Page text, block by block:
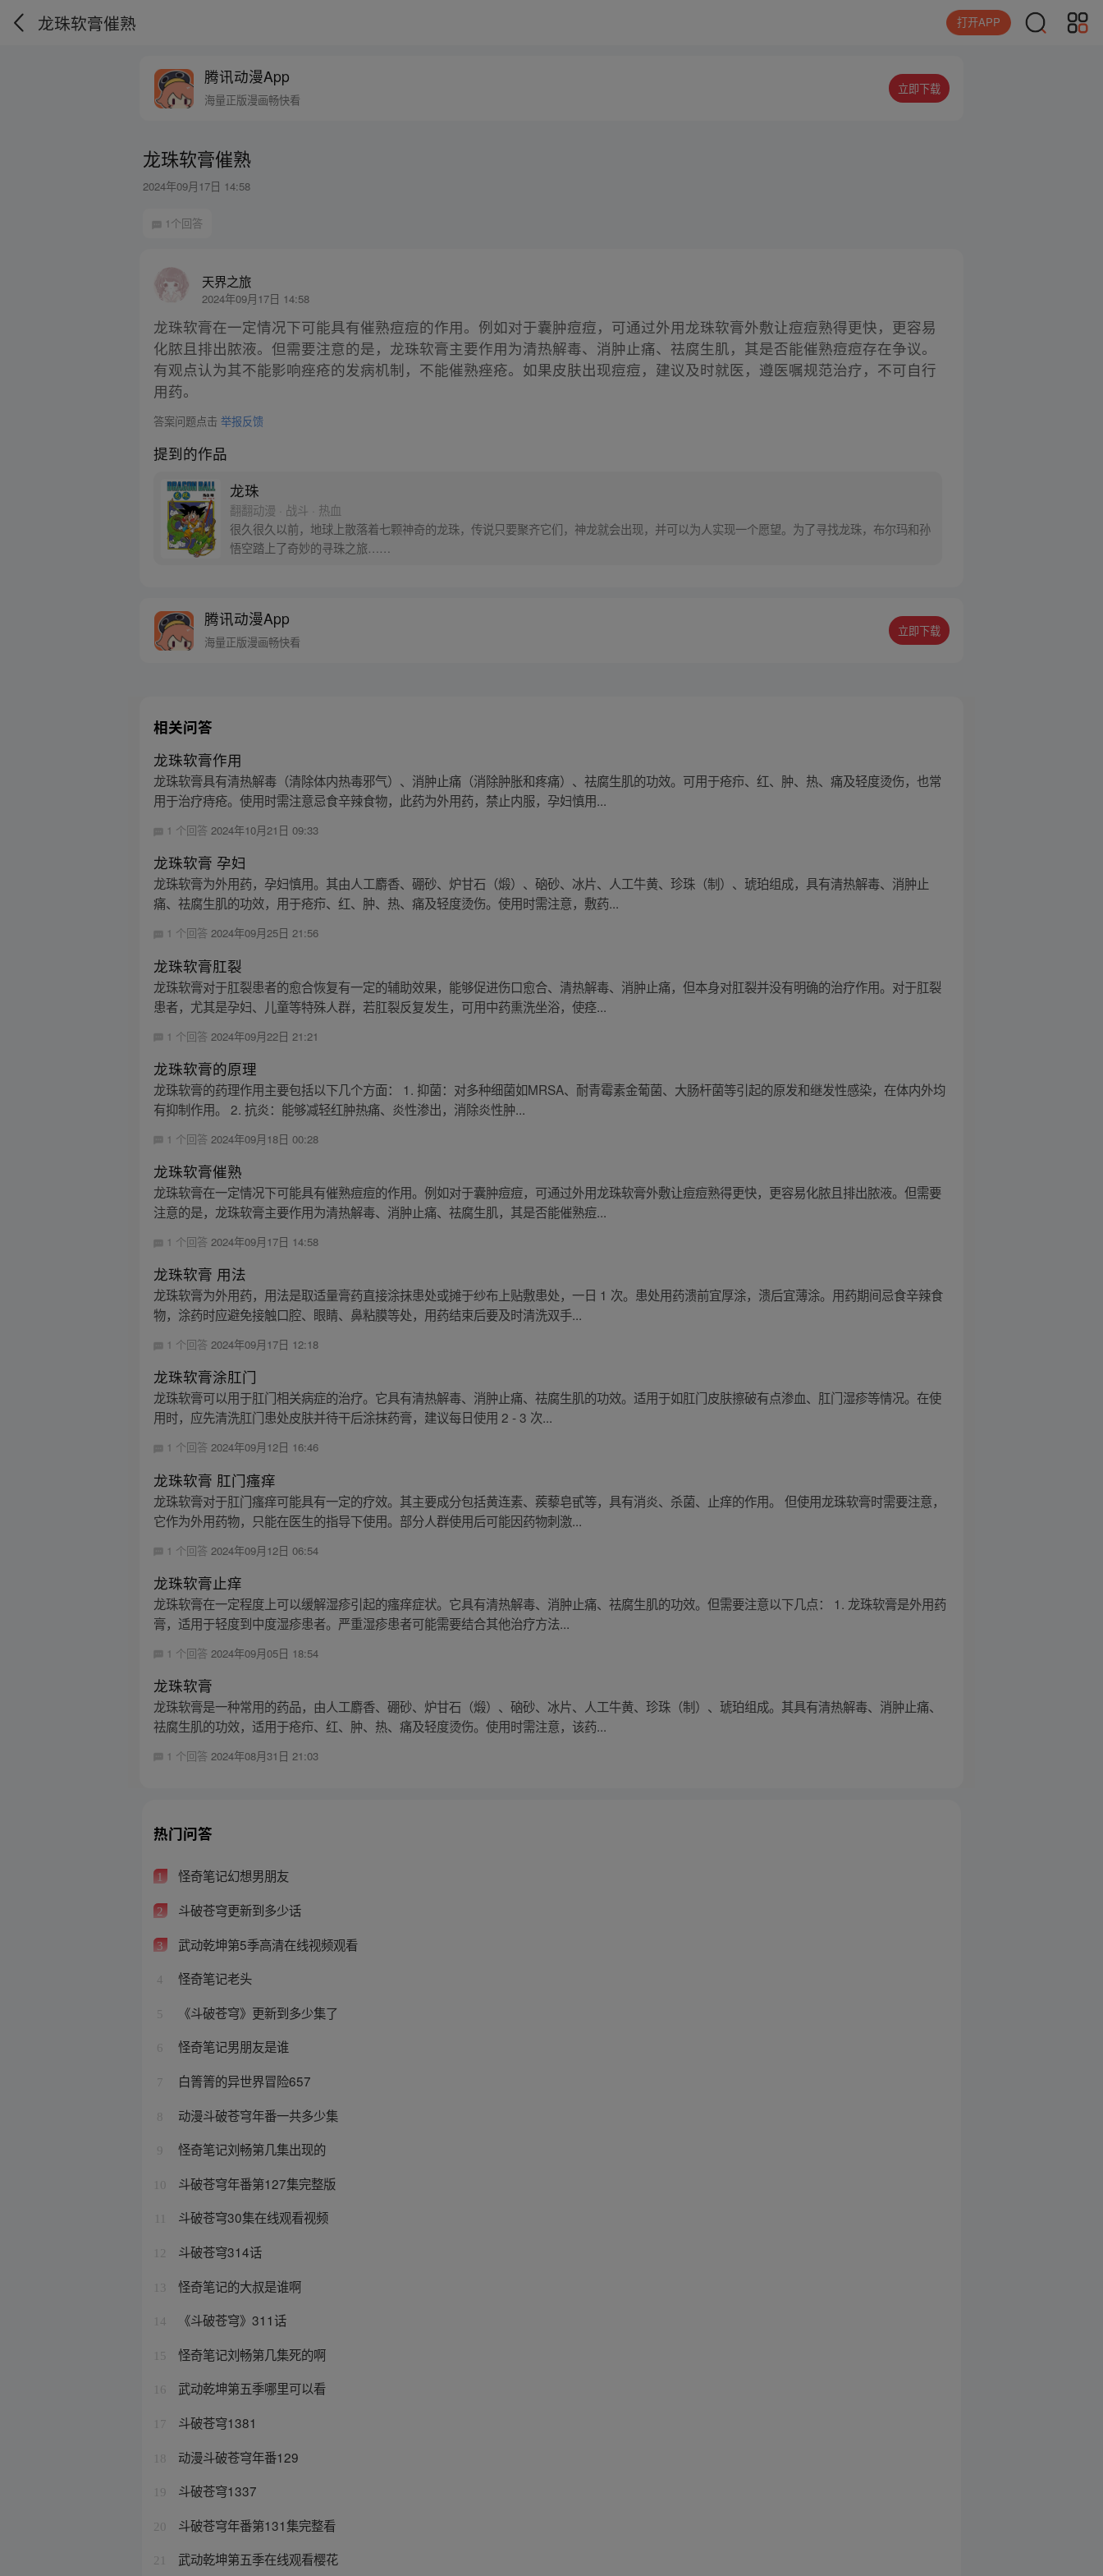
龙珠软膏催熟 打开APP
腾讯动漫App
海量正版漫画畅快看
立即下载
龙珠软膏催熟
2024年09月17日 14:58
1个回答
天界之旅
2024年09月17日 14:58
龙珠软膏在一定情况下可能具有催熟痘痘的作用。例如对于囊肿痘痘，可通过外用龙珠软膏外敷让痘痘熟得更快，更容易
化脓且排出脓液。但需要注意的是，龙珠软膏主要作用为清热解毒、消肿止痛、祛腐生肌，其是否能催熟痘痘存在争议。
有观点认为其不能影响痤疮的发病机制，不能催熟痤疮。如果皮肤出现痘痘，建议及时就医，遵医嘱规范治疗，不可自行
用药。
答案问题点击举报反馈
提到的作品
龙珠
翻翻动漫 · 战斗 · 热血
很久很久以前，地球上散落着七颗神奇的龙珠，传说只要聚齐它们，神龙就会出现，并可以为人实现一个愿望。为了寻找龙珠，布尔玛和孙
悟空踏上了奇妙的寻珠之旅……
腾讯动漫App
海量正版漫画畅快看
立即下载
相关问答
龙珠软膏作用
龙珠软膏具有清热解毒（清除体内热毒邪气）、消肿止痛（消除肿胀和疼痛）、祛腐生肌的功效。可用于疮疖、红、肿、热、痛及轻度烫伤，也常
用于治疗痔疮。使用时需注意忌食辛辣食物，此药为外用药，禁止内服，孕妇慎用...
1 个回答2024年10月21日 09:33
龙珠软膏 孕妇
龙珠软膏为外用药，孕妇慎用。其由人工麝香、硼砂、炉甘石（煅）、硇砂、冰片、人工牛黄、珍珠（制）、琥珀组成，具有清热解毒、消肿止
痛、祛腐生肌的功效，用于疮疖、红、肿、热、痛及轻度烫伤。使用时需注意，敷药...
1 个回答2024年09月25日 21:56
龙珠软膏肛裂
龙珠软膏对于肛裂患者的愈合恢复有一定的辅助效果，能够促进伤口愈合、清热解毒、消肿止痛，但本身对肛裂并没有明确的治疗作用。对于肛裂
患者，尤其是孕妇、儿童等特殊人群，若肛裂反复发生，可用中药熏洗坐浴，使痉...
1 个回答 2024年09月22日 21:21
龙珠软膏的原理
龙珠软膏的药理作用主要包括以下几个方面： 1. 抑菌：对多种细菌如MRSA、耐青霉素金葡菌、大肠杆菌等引起的原发和继发性感染，在体内外均
有抑制作用。 2. 抗炎：能够减轻红肿热痛、炎性渗出，消除炎性肿...
1 个回答 2024年09月18日 00:28
龙珠软膏催熟
龙珠软膏在一定情况下可能具有催熟痘痘的作用。例如对于囊肿痘痘，可通过外用龙珠软膏外敷让痘痘熟得更快，更容易化脓且排出脓液。但需要
注意的是，龙珠软膏主要作用为清热解毒、消肿止痛、祛腐生肌，其是否能催熟痘...
1 个回答2024年09月17日 14:58
龙珠软膏 用法
龙珠软膏为外用药，用法是取适量膏药直接涂抹患处或摊于纱布上贴敷患处，一日 1 次。患处用药溃前宜厚涂，溃后宜薄涂。用药期间忌食辛辣食
物，涂药时应避免接触口腔、眼睛、鼻粘膜等处，用药结束后要及时清洗双手...
1 个回答2024年09月17日 12:18
龙珠软膏涂肛门
龙珠软膏可以用于肛门相关病症的治疗。它具有清热解毒、消肿止痛、祛腐生肌的功效。适用于如肛门皮肤擦破有点渗血、肛门湿疹等情况。在使
用时，应先清洗肛门患处皮肤并待干后涂抹药膏，建议每日使用 2 - 3 次...
1 个回答2024年09月12日 16:46
龙珠软膏 肛门瘙痒
龙珠软膏对于肛门瘙痒可能具有一定的疗效。其主要成分包括黄连素、蒺藜皂甙等，具有消炎、杀菌、止痒的作用。 但使用龙珠软膏时需要注意，
它作为外用药物，只能在医生的指导下使用。部分人群使用后可能因药物刺激...
1 个回答 2024年09月12日 06:54
龙珠软膏止痒
龙珠软膏在一定程度上可以缓解湿疹引起的瘙痒症状。它具有清热解毒、消肿止痛、祛腐生肌的功效。但需要注意以下几点： 1. 龙珠软膏是外用药
膏，适用于轻度到中度湿疹患者。严重湿疹患者可能需要结合其他治疗方法...
1 个回答 2024年09月05日 18:54
龙珠软膏
龙珠软膏是一种常用的药品，由人工麝香、硼砂、炉甘石（煅）、硇砂、冰片、人工牛黄、珍珠（制）、琥珀组成。其具有清热解毒、消肿止痛、
祛腐生肌的功效，适用于疮疖、红、肿、热、痛及轻度烫伤。使用时需注意，该药...
1 个回答2024年08月31日 21:03
热门问答
1 怪奇笔记幻想男朋友
2 斗破苍穹更新到多少话
3 武动乾坤第5季高清在线视频观看
4 怪奇笔记老头
5 《斗破苍穹》更新到多少集了
6 怪奇笔记男朋友是谁
7 白箐箐的异世界冒险657
8 动漫斗破苍穹年番一共多少集
9 怪奇笔记刘畅第几集出现的
10 斗破苍穹年番第127集完整版
斗破苍穹30集在线观看视频
12 斗破苍穹314话
13 怪奇笔记的大叔是谁啊
14 《斗破苍穹》311话
15 怪奇笔记刘畅第几集死的啊
16 武动乾坤第五季哪里可以看
17 斗破苍穹1381
18 动漫斗破苍穹年番129
19 斗破苍穹1337
20 斗破苍穹年番第131集完整看
21 武动乾坤第五季在线观看樱花